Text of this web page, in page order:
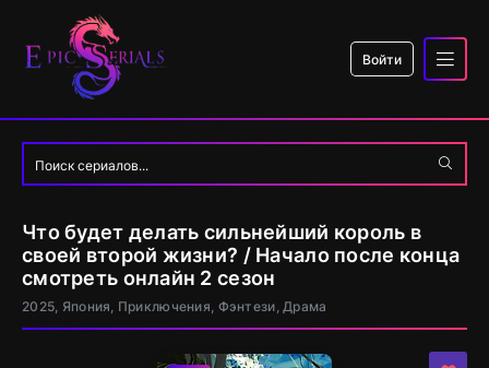
Войти
Что будет делать сильнейший король в
своей второй жизни? / Начало после конца
смотреть онлайн 2 сезон
2025, Япония, Приключения, Фэнтези, Драма